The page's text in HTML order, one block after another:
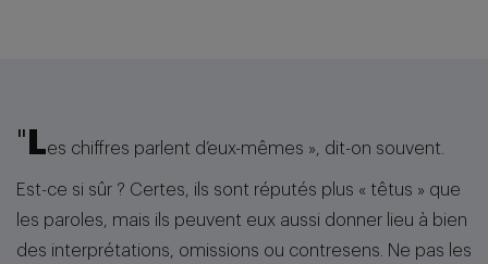
" Les chiffres parlent d’eux-mêmes », dit-on souvent.
Est-ce si sûr ? Certes, ils sont réputés plus « têtus » que
les paroles, mais ils peuvent eux aussi donner lieu à bien
des interprétations, omissions ou contresens. Ne pas les